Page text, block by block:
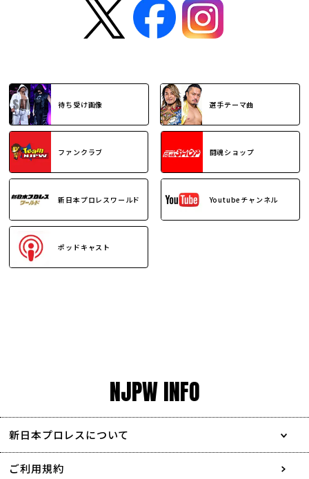
待ち受け画像 選手テーマ曲
ファンクラブ 闘魂ショップ
新日本プロレスワールド Youtubeチャンネル
ポッドキャスト
NJPW INFO
新日本プロレスについて
会社情報
ご利用規約